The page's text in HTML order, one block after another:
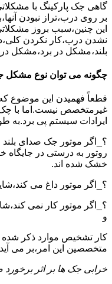
گاهی جک پارکینگ با
بر روی درب،تراز نبودن
این چنین،سبب بروز
نشدن درب،کار نکردن
بلند،مشکل در برد،مشکل
چگونه می توان نوع مشکل
قطعاً فهمیدن این موضوع
غیرمتخصص نیست.اما با
ایرادات سیستم پی برد.به
؟_اگر موتور جک صدای بلند
روتور به درستی در جایگاه
خشک شده اند.
؟_اگر موتور داغ می
؟_اگر موتور کار نمی
و
کار تشخیص موارد ذکر شده
متخصصین این امر،بر می
خرابی جک ها بر اثر برخورد